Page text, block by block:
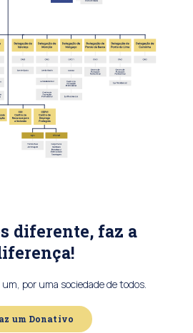
diferente, faz a
por uma sociedade de todos.
um Donativo